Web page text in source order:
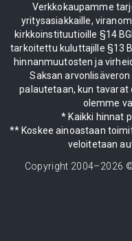
Verkkokaupamme
yritysasiakkaille,
kirkkoinstituutioille §14
tarkoitettu kuluttajille §13
hinnanmuutosten ja
Saksan
palautetaan, kun tavarat
olemme
* Kaikki hinnat
** Koskee ainoastaan
veloitetaan
Copyright 2004–2026